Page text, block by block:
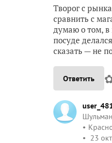
Творог с
сравнить с
думаю о том, в
посуде
сказать — не
Ответить
23